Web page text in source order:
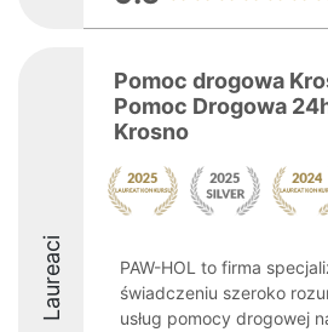
Laureaci
Pomoc drogowa
Pomoc Drogowa
Krosno
PAW-HOL to firma
świadczeniu szeroko
usług pomocy drogowej